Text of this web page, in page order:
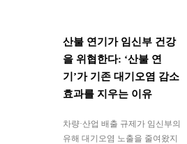
산불 연기가 임신부 건강
을 위협한다: ‘산불 연
기’가 기존 대기오염 감소
효과를 지우는 이유
차량·산업 배출 규제가 임신부의
유해 대기오염 노출을 줄여왔지